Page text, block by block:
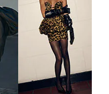
GOLDIE
petit
CONJUNTO
DE ANILLOS
Ettika
$70